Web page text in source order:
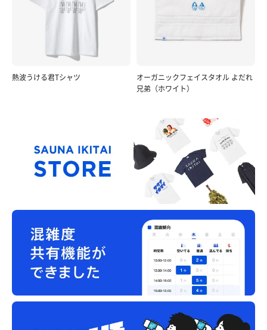
熱波うける君Tシャツ
オーガニックフェイスタオル よだれ
兄弟（ホワイト）